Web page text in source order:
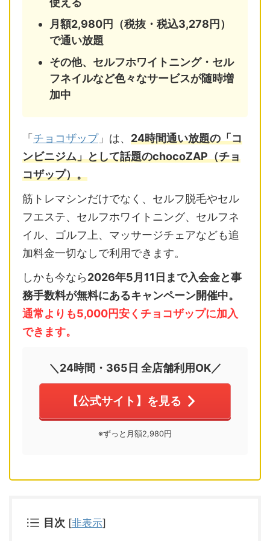
月額2,980円（税抜・税込3,278円）
で通い放題
その他、セルフホワイトニング・セル
フネイルなど色々なサービスが随時増
加中
「 チョコザップ」は、 24時間通い放題の「コ
ンビニジム」として話題のchocoZAP（チョ
コザップ）。
筋トレマシンだけでなく、セルフ脱毛やセル
フエステ、セルフホワイトニング、セルフネ
イル、ゴルフ上、マッサージチェアなども追
加料金一切なしで利用できます。
しかも今なら2026年5月11日まで入会金と事
務手数料が無料にあるキャンペーン開催中。
通常よりも5,000円安くチョコザップに加入
できます。
＼24時間・365日 全店舗利用OK／
【公式サイト】を見る
※ずっと月額2,980円
目次 [非表示]